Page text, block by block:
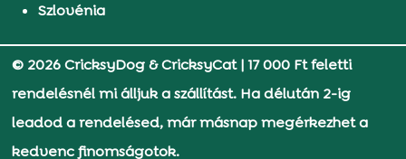
Szlovénia
© 2026 CricksyDog & CricksyCat|17 000 Ft feletti
rendelésnél mi álljuk a szállítást. Ha délután 2-ig
leadod a rendelésed, már másnap megérkezhet a
kedvenc finomságotok.